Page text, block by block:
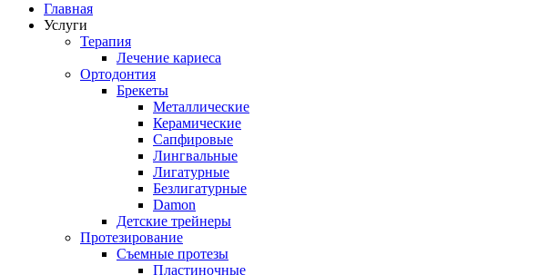
Главная
Услуги
Терапия
Лечение кариеса
Ортодонтия
Брекеты
Металлические
Керамические
Cапфировые
Лингвальные
Лигатурные
Безлигатурные
Damon
Детские трейнеры
Протезирование
Съемные протезы
Пластиночные